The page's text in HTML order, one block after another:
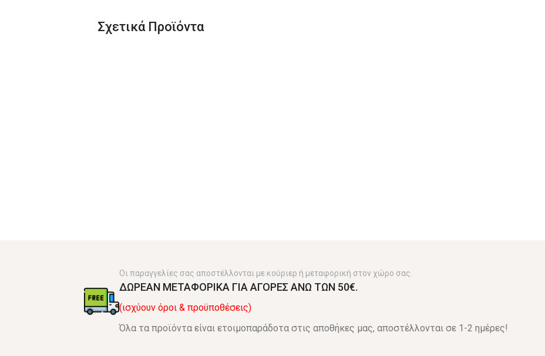
Σχετικά Προϊόντα
Οι παραγγελίες σας αποστέλλονται με κούριερ ή μεταφορική στον χώρο σας.
ΔΩΡΕΑΝ ΜΕΤΑΦΟΡΙΚΑ ΓΙΑ ΑΓΟΡΕΣ ΑΝΩ ΤΩΝ 50€.
(ισχύουν όροι & προϋποθέσεις)
Όλα τα προϊόντα είναι ετοιμοπαράδοτα στις αποθήκες μας, αποστέλλονται σε 1-2 ημέρες!